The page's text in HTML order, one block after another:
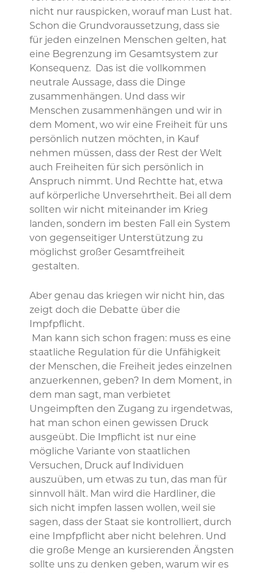
nicht nur rauspicken, worauf man Lust hat.
Schon die Grundvoraussetzung, dass sie
für jeden einzelnen Menschen gelten, hat
eine Begrenzung im Gesamtsystem zur
Konsequenz. Das ist die vollkommen
neutrale Aussage, dass die Dinge
zusammenhängen. Und dass wir
Menschen zusammenhängen und wir in
dem Moment, wo wir eine Freiheit für uns
persönlich nutzen möchten, in Kauf
nehmen müssen, dass der Rest der Welt
auch Freiheiten für sich persönlich in
Anspruch nimmt. Und Rechtte hat, etwa
auf körperliche Unversehrtheit. Bei all dem
sollten wir nicht miteinander im Krieg
landen, sondern im besten Fall ein System
von gegenseitiger Unterstützung zu
möglichst großer Gesamtfreiheit
gestalten.
Aber genau das kriegen wir nicht hin, das
zeigt doch die Debatte über die
Impfpflicht.
Man kann sich schon fragen: muss es eine
staatliche Regulation für die Unfähigkeit
der Menschen, die Freiheit jedes einzelnen
anzuerkennen, geben? In dem Moment, in
dem man sagt, man verbietet
Ungeimpften den Zugang zu irgendetwas,
hat man schon einen gewissen Druck
ausgeübt. Die Impflicht ist nur eine
mögliche Variante von staatlichen
Versuchen, Druck auf Individuen
auszuüben, um etwas zu tun, das man für
sinnvoll hält. Man wird die Hardliner, die
sich nicht impfen lassen wollen, weil sie
sagen, dass der Staat sie kontrolliert, durch
eine Impfpflicht aber nicht belehren. Und
die große Menge an kursierenden Ängsten
sollte uns zu denken geben, warum wir es